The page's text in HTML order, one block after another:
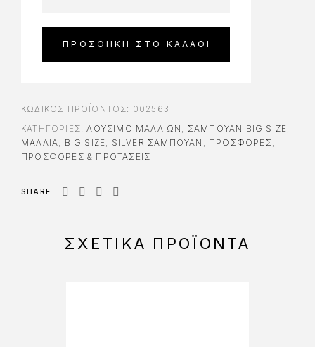
ΠΡΟΣΘΉΚΗ ΣΤΟ ΚΑΛΆΘΙ
ΚΩΔΙΚΌΣ ΠΡΟΪΌΝΤΟΣ: 002563
ΚΑΤΗΓΟΡΊΕΣ:ΛΟΎΣΙΜΟ ΜΑΛΛΙΏΝ , ΣΑΜΠΟΥΆΝ BIG SIZE,
ΜΑΛΛΙΑ, BIG SIZE, SILVER ΣΑΜΠΟΥΆΝ , ΠΡΟΣΦΟΡΈΣ,
ΠΡΟΣΦΟΡΕΣ & ΠΡΟΤΑΣΕΙΣ
SHARE
ΣΧΕΤΙΚΆ ΠΡΟΪΌΝΤΑ